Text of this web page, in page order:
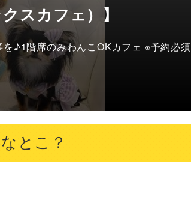
スカフェ）】
♪1階席のみわんこOKカフェ ※予約必須
とこ？